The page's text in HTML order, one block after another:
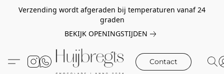
Verzending wordt afgeraden bij temperaturen vanaf 24
graden
BEKIJK OPENINGSTIJDEN
Contact